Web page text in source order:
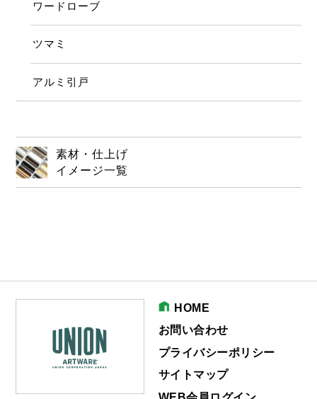
ワードローブ
ツマミ
アルミ引戸
素材・仕上げ
イメージ一覧
HOME
お問い合わせ
プライバシーポリシー
サイトマップ